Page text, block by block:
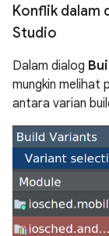
Konflik dalam
Studio
Dalam dialog
mungkin melihat
antara varian